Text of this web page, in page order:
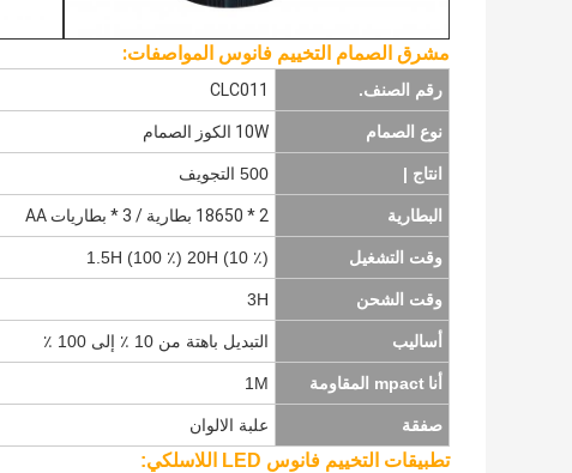
مشرق الصمام التخييم فانوس المواصفات:
رقم الصنف. CLC011
نوع الصمام 10W الكوز الصمام
انتاج | 500 التجويف
البطارية 2 * 18650 بطارية / 3 * بطاريات AA
وقت التشغيل 1.5H (100 ٪) 20H (10 ٪)
وقت الشحن 3H
أساليب التبديل باهتة من 10 ٪ إلى 100 ٪
أنا mpact المقاومة 1M
صفقة علبة الالوان
تطبيقات التخييم فانوس LED اللاسلكي: